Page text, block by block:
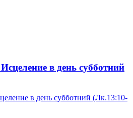
в день субботний